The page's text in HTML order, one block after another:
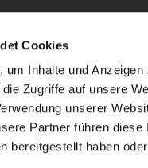
Cookies
um Inhalte und
Zugriffe auf unsere
unserer
Partner führen
bereitgestellt haben
Impressum